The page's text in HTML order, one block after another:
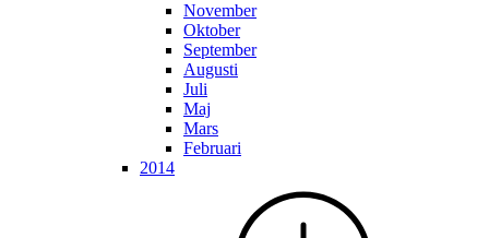
November
Oktober
September
Augusti
Juli
Maj
Mars
Februari
2014